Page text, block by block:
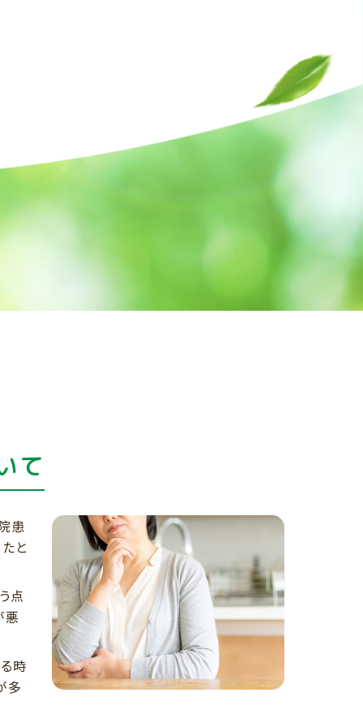
て
患
と
点
悪
時
多